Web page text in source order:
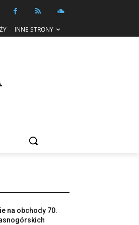
INNE STRONY
na obchody 70.